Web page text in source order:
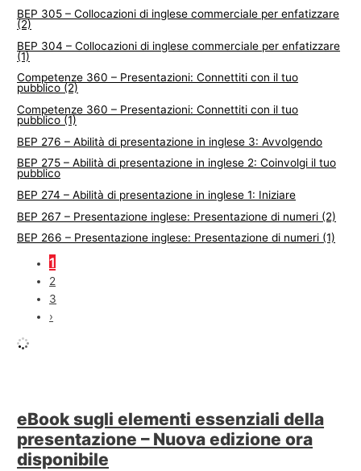
BEP 305 – Collocazioni di inglese commerciale per enfatizzare
(2)
BEP 304 – Collocazioni di inglese commerciale per enfatizzare
(1)
Competenze 360 – Presentazioni: Connettiti con il tuo
pubblico (2)
Competenze 360 – Presentazioni: Connettiti con il tuo
pubblico (1)
BEP 276 – Abilità di presentazione in inglese 3: Avvolgendo
BEP 275 – Abilità di presentazione in inglese 2: Coinvolgi il tuo
pubblico
BEP 274 – Abilità di presentazione in inglese 1: Iniziare
BEP 267 – Presentazione inglese: Presentazione di numeri (2)
BEP 266 – Presentazione inglese: Presentazione di numeri (1)
1
2
3
›
eBook sugli elementi essenziali della
presentazione – Nuova edizione ora
disponibile